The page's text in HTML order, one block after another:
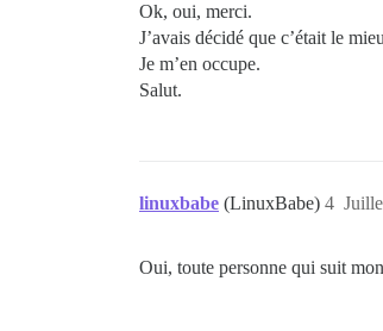
Ok, oui, merci.
J’avais décidé que c’était le
Je m’en occupe.
Salut.
linuxbabe (LinuxBabe) 4
Oui, toute personne qui suit